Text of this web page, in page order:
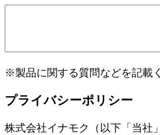
※製品に関する質問などを記載
プライバシーポリシー
株式会社イナモク（以下「当社